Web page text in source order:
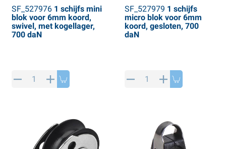
SF_5279761 schijfs mini
blok voor 6mm koord,
swivel, met kogellager,
700 daN
SF_527979 1 schijfs
micro blok voor 6mm
koord, gesloten, 700
daN